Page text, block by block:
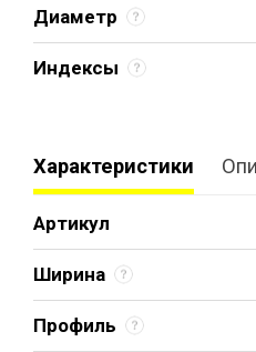
Диаметр
Индексы
Характеристики
Артикул
Ширина
Профиль